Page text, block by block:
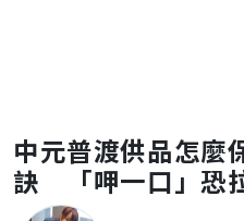
中元普渡供品怎麼
訣 「呷一口」恐